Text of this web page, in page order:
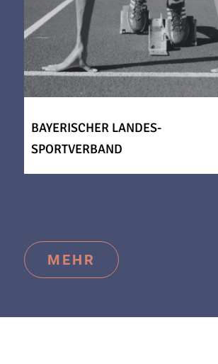
BAYERISCHER LANDES-
SPORTVERBAND
MEHR